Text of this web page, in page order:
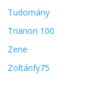
Tudomány
Trianon 100
Zene
Zoltánfy75